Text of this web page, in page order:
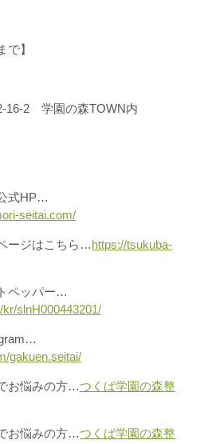
で】
16-2 学園の森TOWN内
式HP…
seitai.com/
ージはこちら…https://tsukuba-
ペッパー…
kr/slnH000443201/
gakuen.seitai/
お悩みの方…つくば学園の森整
お悩みの方…つくば学園の森整